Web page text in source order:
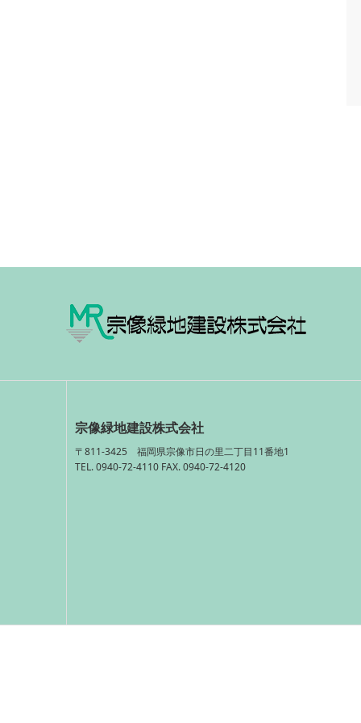
宗像緑地建設株式会社
〒811-3425 福岡県宗像市日の里二丁目11番地1
TEL. 0940-72-4110 FAX. 0940-72-4120